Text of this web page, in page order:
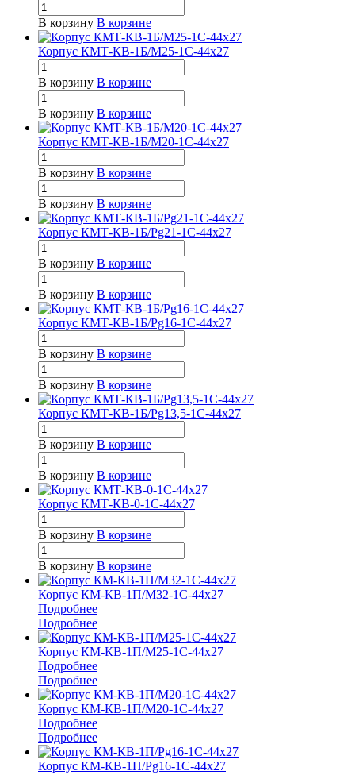
В корзину В корзине
Корпус КМТ-КВ-1Б/М25-1С-44х27
В корзину В корзине
В корзину В корзине
Корпус КМТ-КВ-1Б/М20-1С-44х27
В корзину В корзине
В корзину В корзине
Корпус КМТ-КВ-1Б/Pg21-1С-44х27
В корзину В корзине
В корзину В корзине
Корпус КМТ-КВ-1Б/Pg16-1С-44х27
В корзину В корзине
В корзину В корзине
Корпус КМТ-КВ-1Б/Pg13,5-1С-44х27
В корзину В корзине
В корзину В корзине
Корпус КМТ-КВ-0-1С-44х27
В корзину В корзине
В корзину В корзине
Корпус КМ-КВ-1П/М32-1С-44х27
Подробнее
Подробнее
Корпус КМ-КВ-1П/М25-1С-44х27
Подробнее
Подробнее
Корпус КМ-КВ-1П/М20-1С-44х27
Подробнее
Подробнее
Корпус КМ-КВ-1П/Pg16-1С-44х27